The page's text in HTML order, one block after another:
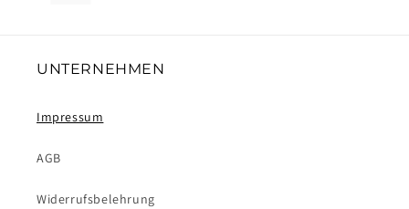
UNTERNEHMEN
Impressum
AGB
Widerrufsbelehrung